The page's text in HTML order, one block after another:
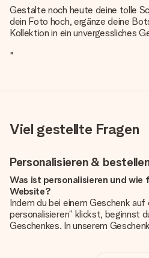
Gestalte noch heute deine tolle
dein Foto hoch, ergänze deine
Kollektion in ein unvergessliches
"
Viel gestellte Fragen
Personalisieren &
Was ist personalisieren und
Website?
Indem du bei einem Geschenk
personalisieren“ klickst, beginnst
Geschenkes. In unserem